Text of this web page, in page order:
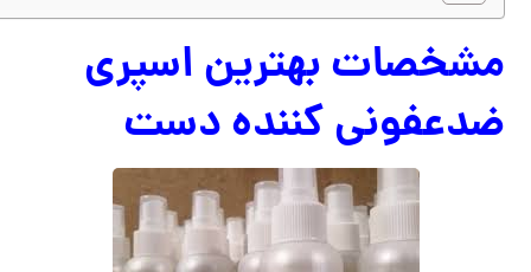
مشخصات بهترین اسپری
ضدعفونی کننده دست